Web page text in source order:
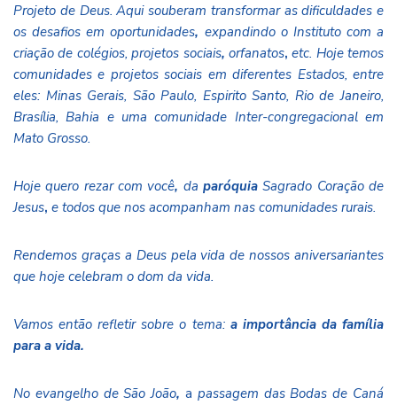
Projeto de Deus. Aqui souberam transformar as dificuldades e
os desafios em oportunidades, expandindo o Instituto com a
criação de colégios, projetos sociais, orfanatos, etc. Hoje temos
comunidades e projetos sociais em diferentes Estados, entre
eles: Minas Gerais, São Paulo, Espirito Santo, Rio de Janeiro,
Brasília, Bahia e uma comunidade Inter-congregacional em
Mato Grosso.
Hoje quero rezar com você, daparóquia Sagrado Coração de
Jesus, e todos que nos acompanham nas comunidades rurais.
Rendemos graças a Deus pela vida de nossos aniversariantes
que hoje celebram o dom da vida.
Vamos então refletir sobreo tema: a importância da família
para a vida.
No evangelho de São João, a passagem das Bodas de Caná